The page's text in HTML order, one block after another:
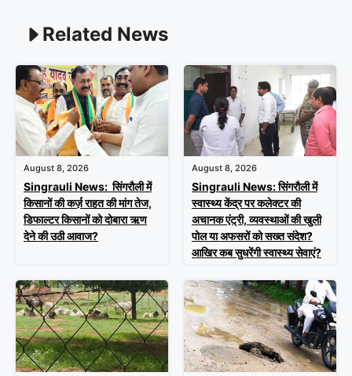
Related News
August 8, 2026
Singrauli News: सिंगरौली में
किसानों की कर्ज़ राहत की मांग तेज,
डिफाल्टर किसानों को दोबारा ऋण
देने की उठी आवाज?
August 8, 2026
Singrauli News: सिंगरौली में
स्वास्थ्य केंद्र पर कलेक्टर की
अचानक एंट्री, व्यवस्थाओं की खुली
पोल या अफसरों को सख्त संदेश?
आखिर कब सुधरेंगी स्वास्थ्य सेवाएं?